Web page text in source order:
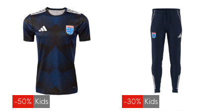
-50% Kids
-30% Kids